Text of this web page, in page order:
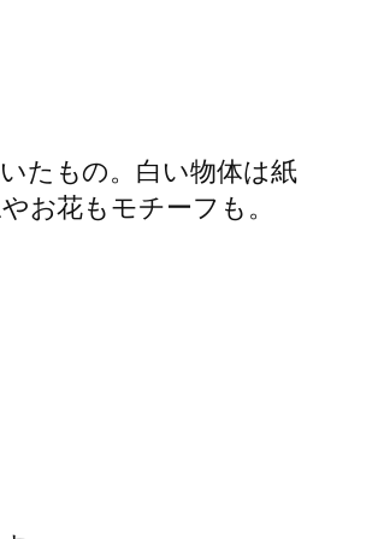
たもの。白い物体は紙
お花もモチーフも。